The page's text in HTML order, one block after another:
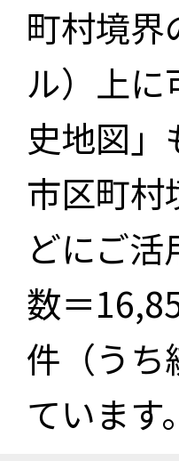
町村境界
ル）上に
史地図
市区町村
どにご
数＝
件（うち
ています。